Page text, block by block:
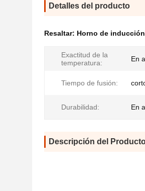
Detalles del producto
Resaltar: Horno de
Exactitud de la
temperatura:
En
Tiempo de fusión:
Durabilidad: En
Descripción del